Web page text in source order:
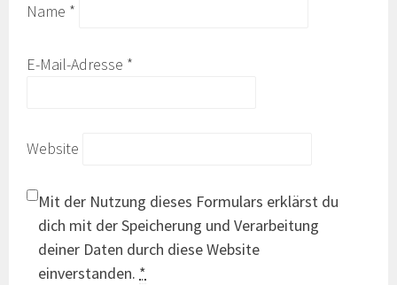
Name *
E-Mail-Adresse *
Website
Mit der Nutzung dieses Formulars erklärst du
dich mit der Speicherung und Verarbeitung
deiner Daten durch diese Website
einverstanden. *